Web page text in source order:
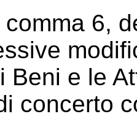
6,
Beni e le
concerto